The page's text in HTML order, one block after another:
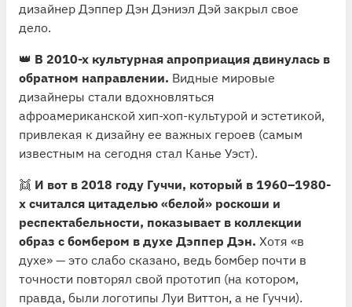
дизайнер Дэппер Дэн Дэниэл Дэй закрыл свое
дело.
👑 В 2010-х культурная апроприация двинулась в
обратном направлении. Видные мировые
дизайнеры стали вдохновляться
афроамериканской хип-хоп-культурой и эстетикой,
привлекая к дизайну ее важных героев (самым
известным на сегодня стал Канье Уэст).
👯 И вот в 2018 году Гуччи, который в 1960–1980-
х считался цитаделью «белой» роскоши и
респектабельности, показывает в коллекции
образ с бомбером в духе Дэппер Дэн. Хотя «в
духе» — это слабо сказано, ведь бомбер почти в
точности повторял свой прототип (на котором,
правда, были логотипы Луи Виттон, а не Гуччи).